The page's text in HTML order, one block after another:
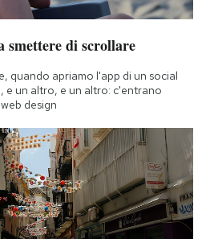
smettere di scrollare
quando apriamo l'app di un social
e un altro, e un altro: c'entrano
design